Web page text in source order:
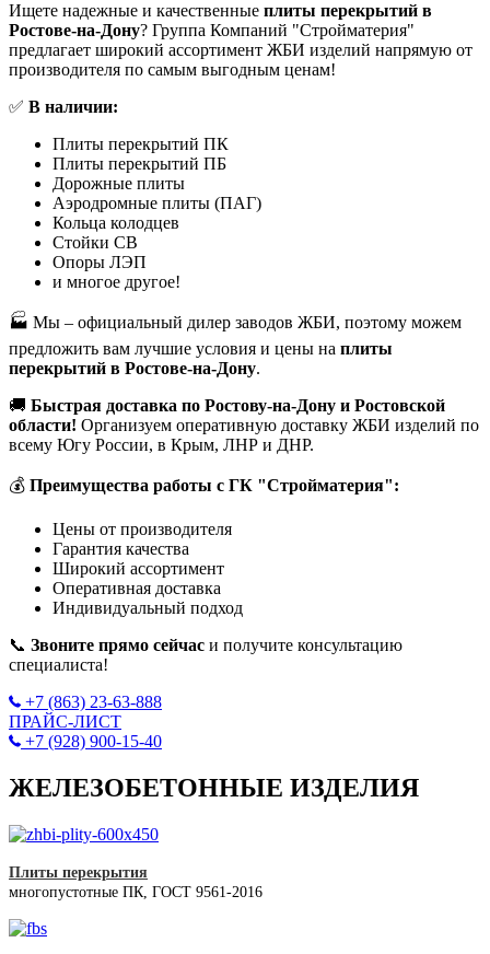
Ищете надежные и качественные плиты перекрытий в
Ростове-на-Дону? Группа Компаний "Стройматерия"
предлагает широкий ассортимент ЖБИ изделий напрямую от
производителя по самым выгодным ценам!
✅ В наличии:
Плиты перекрытий ПК
Плиты перекрытий ПБ
Дорожные плиты
Аэродромные плиты (ПАГ)
Кольца колодцев
Стойки СВ
Опоры ЛЭП
и многое другое!
🏭 Мы – официальный дилер заводов ЖБИ, поэтому можем
предложить вам лучшие условия и цены на плиты
перекрытий в Ростове-на-Дону.
🚚 Быстрая доставка по Ростову-на-Дону и Ростовской
области! Организуем оперативную доставку ЖБИ изделий по
всему Югу России, в Крым, ЛНР и ДНР.
💰 Преимущества работы с ГК "Стройматерия":
Цены от производителя
Гарантия качества
Широкий ассортимент
Оперативная доставка
Индивидуальный подход
📞 Звоните прямо сейчас и получите консультацию
специалиста!
+7 (863) 23-63-888
ПРАЙС-ЛИСТ
+7 (928) 900-15-40
ЖЕЛЕЗОБЕТОННЫЕ ИЗДЕЛИЯ
Плиты перекрытия
многопустотные ПК, ГОСТ 9561-2016